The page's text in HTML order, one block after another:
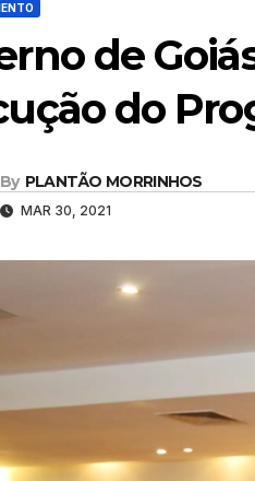
de
do
By PLANTÃO MORRINHOS
MAR 30, 2021